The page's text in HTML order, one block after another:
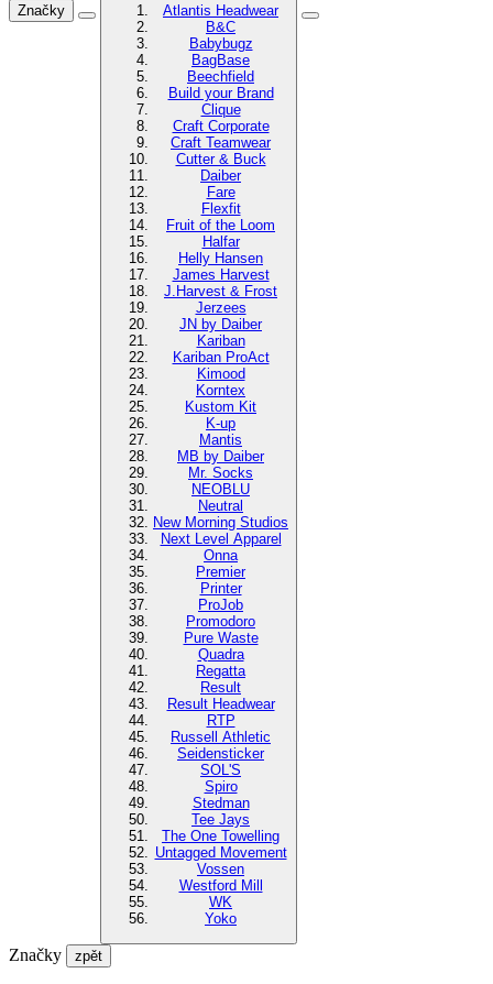
Značky
Atlantis Headwear
B&C
Babybugz
BagBase
Beechfield
Build your Brand
Clique
Craft Corporate
Craft Teamwear
Cutter & Buck
Daiber
Fare
Flexfit
Fruit of the Loom
Halfar
Helly Hansen
James Harvest
J.Harvest & Frost
Jerzees
JN by Daiber
Kariban
Kariban ProAct
Kimood
Korntex
Kustom Kit
K-up
Mantis
MB by Daiber
Mr. Socks
NEOBLU
Neutral
New Morning Studios
Next Level Apparel
Onna
Premier
Printer
ProJob
Promodoro
Pure Waste
Quadra
Regatta
Result
Result Headwear
RTP
Russell Athletic
Seidensticker
SOL'S
Spiro
Stedman
Tee Jays
The One Towelling
Untagged Movement
Vossen
Westford Mill
WK
Yoko
Značky zpět